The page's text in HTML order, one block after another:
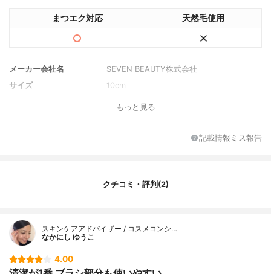
まつエク対応 天然毛使用
メーカー会社名
SEVEN BEAUTY株式会社
サイズ
10cm
もっと見る
記載情報ミス報告
クチコミ・評判(2)
スキンケアアドバイザー / コスメコンシ…
なかにし ゆうこ
4.00